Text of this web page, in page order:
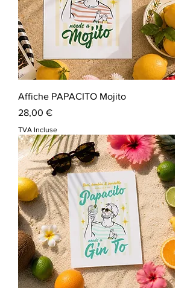
Affiche PAPACITO Mojito
Prix
28,00 €
TVA Incluse